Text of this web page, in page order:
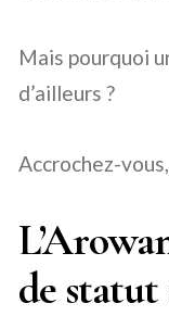
Mais pourquoi
d’ailleurs ?
Accrochez-
de statut